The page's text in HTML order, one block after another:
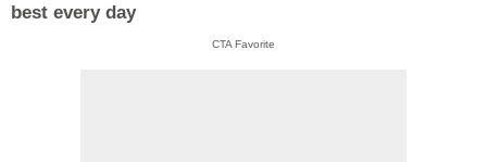
best every day
CTA Favorite